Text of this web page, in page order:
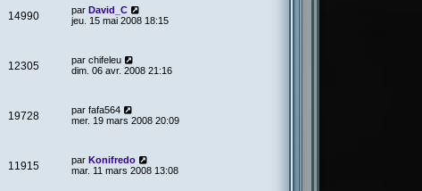
14990 par David_C
jeu. 15 mai 2008 18:15
12305 par chifeleu
dim. 06 avr. 2008 21:16
19728 par fafa564
mer. 19 mars 2008 20:09
11915 par Konifredo
mar. 11 mars 2008 13:08